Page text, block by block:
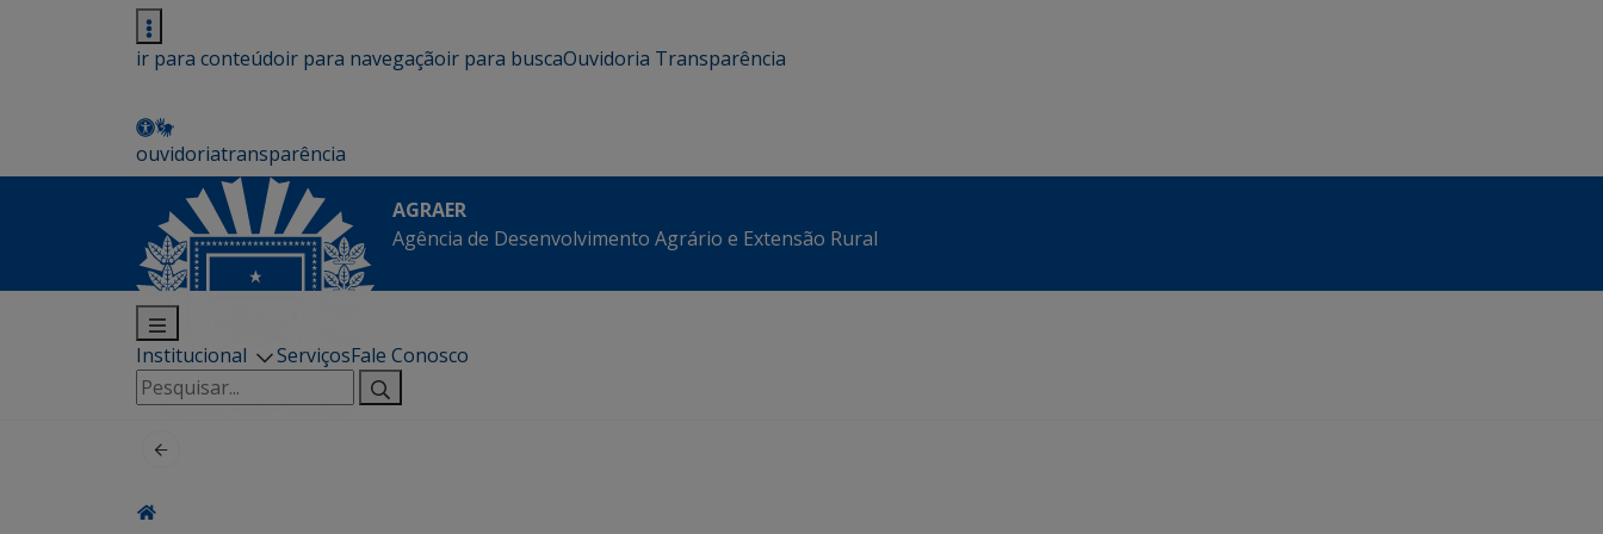
ir para conteúdoir para navegaçãoir para buscaOuvidoria Transparência
ouvidoriatransparência
AGRAER
Agência de Desenvolvimento Agrário e Extensão Rural
Institucional ServiçosFale Conosco
Pesquisar
por: